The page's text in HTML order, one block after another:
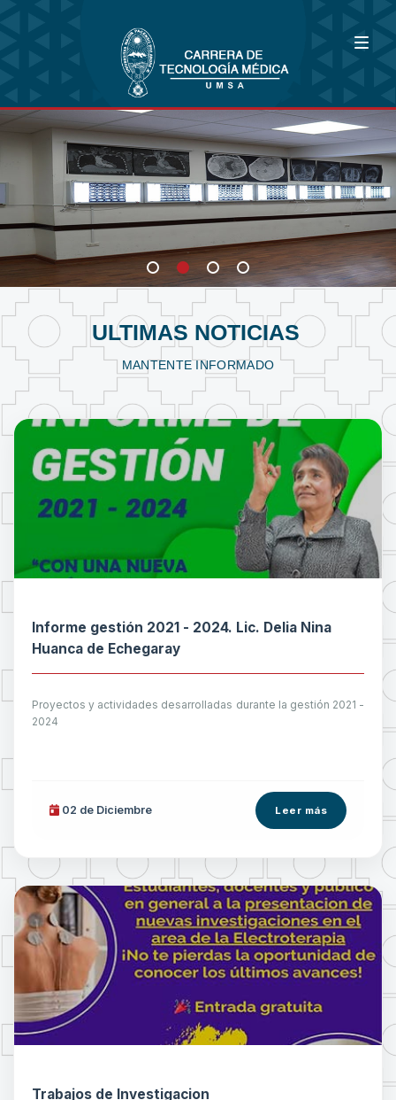
Bioimagenología
Fisioterapia y Kinesiología
Laboratorio Clínico
ULTIMAS NOTICIAS
MANTENTE INFORMADO
Informe gestión 2021 - 2024. Lic. Delia Nina
Huanca de Echegaray
Proyectos y actividades desarrolladas durante la gestión 2021 -
2024
02 de Diciembre Leer más
Trabajos de Investigacion